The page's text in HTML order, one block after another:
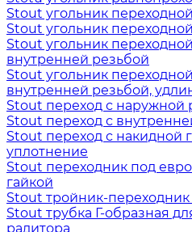
Stout угольник
Stout угольник
Stout угольник
внутренней резьбой
Stout угольник
внутренней резьбой,
Stout переход с наружной
Stout переход с
Stout переход с накидной
уплотнение
Stout переходник под
гайкой
Stout тройник-
Stout трубка Г-образная
радитора